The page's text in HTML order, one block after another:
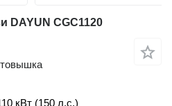
DAYUN CGC1120
кВт (150 л.с.)